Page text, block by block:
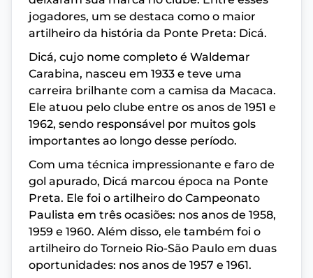
jogadores, um se destaca como o maior
artilheiro da história da Ponte Preta: Dicá.
Dicá, cujo nome completo é Waldemar
Carabina, nasceu em 1933 e teve uma
carreira brilhante com a camisa da Macaca.
Ele atuou pelo clube entre os anos de 1951 e
1962, sendo responsável por muitos gols
importantes ao longo desse período.
Com uma técnica impressionante e faro de
gol apurado, Dicá marcou época na Ponte
Preta. Ele foi o artilheiro do Campeonato
Paulista em três ocasiões: nos anos de 1958,
1959 e 1960. Além disso, ele também foi o
artilheiro do Torneio Rio-São Paulo em duas
oportunidades: nos anos de 1957 e 1961.